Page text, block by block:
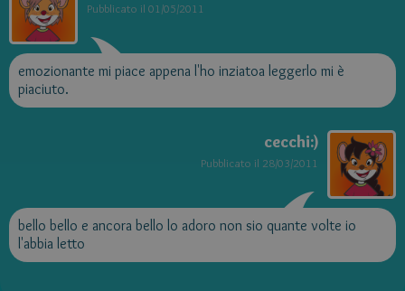
Pubblicato il 01/05/2011
emozionante mi piace appena l'ho inziatoa leggerlo mi è
piaciuto.
cecchi:)
Pubblicato il 28/03/2011
bello bello e ancora bello lo adoro non sio quante volte io
l'abbia letto